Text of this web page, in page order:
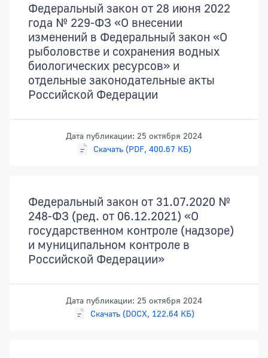
Федеральный закон от 28 июня 2022
года № 229-ФЗ «О внесении
изменений в Федеральный закон «О
рыболовстве и сохранения водных
биологических ресурсов» и
отдельные законодательные акты
Российской Федерации
Дата публикации: 25 октября 2024
Скачать (PDF, 400.67 КБ)
Федеральный закон от 31.07.2020 №
248-ФЗ (ред. от 06.12.2021) «О
государственном контроле (надзоре)
и муниципальном контроле в
Российской Федерации»
Дата публикации: 25 октября 2024
Скачать (DOCX, 122.64 КБ)